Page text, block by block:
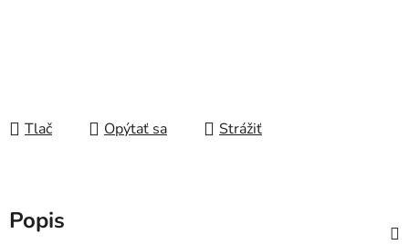
Tlač Opýtať sa Strážiť
Popis